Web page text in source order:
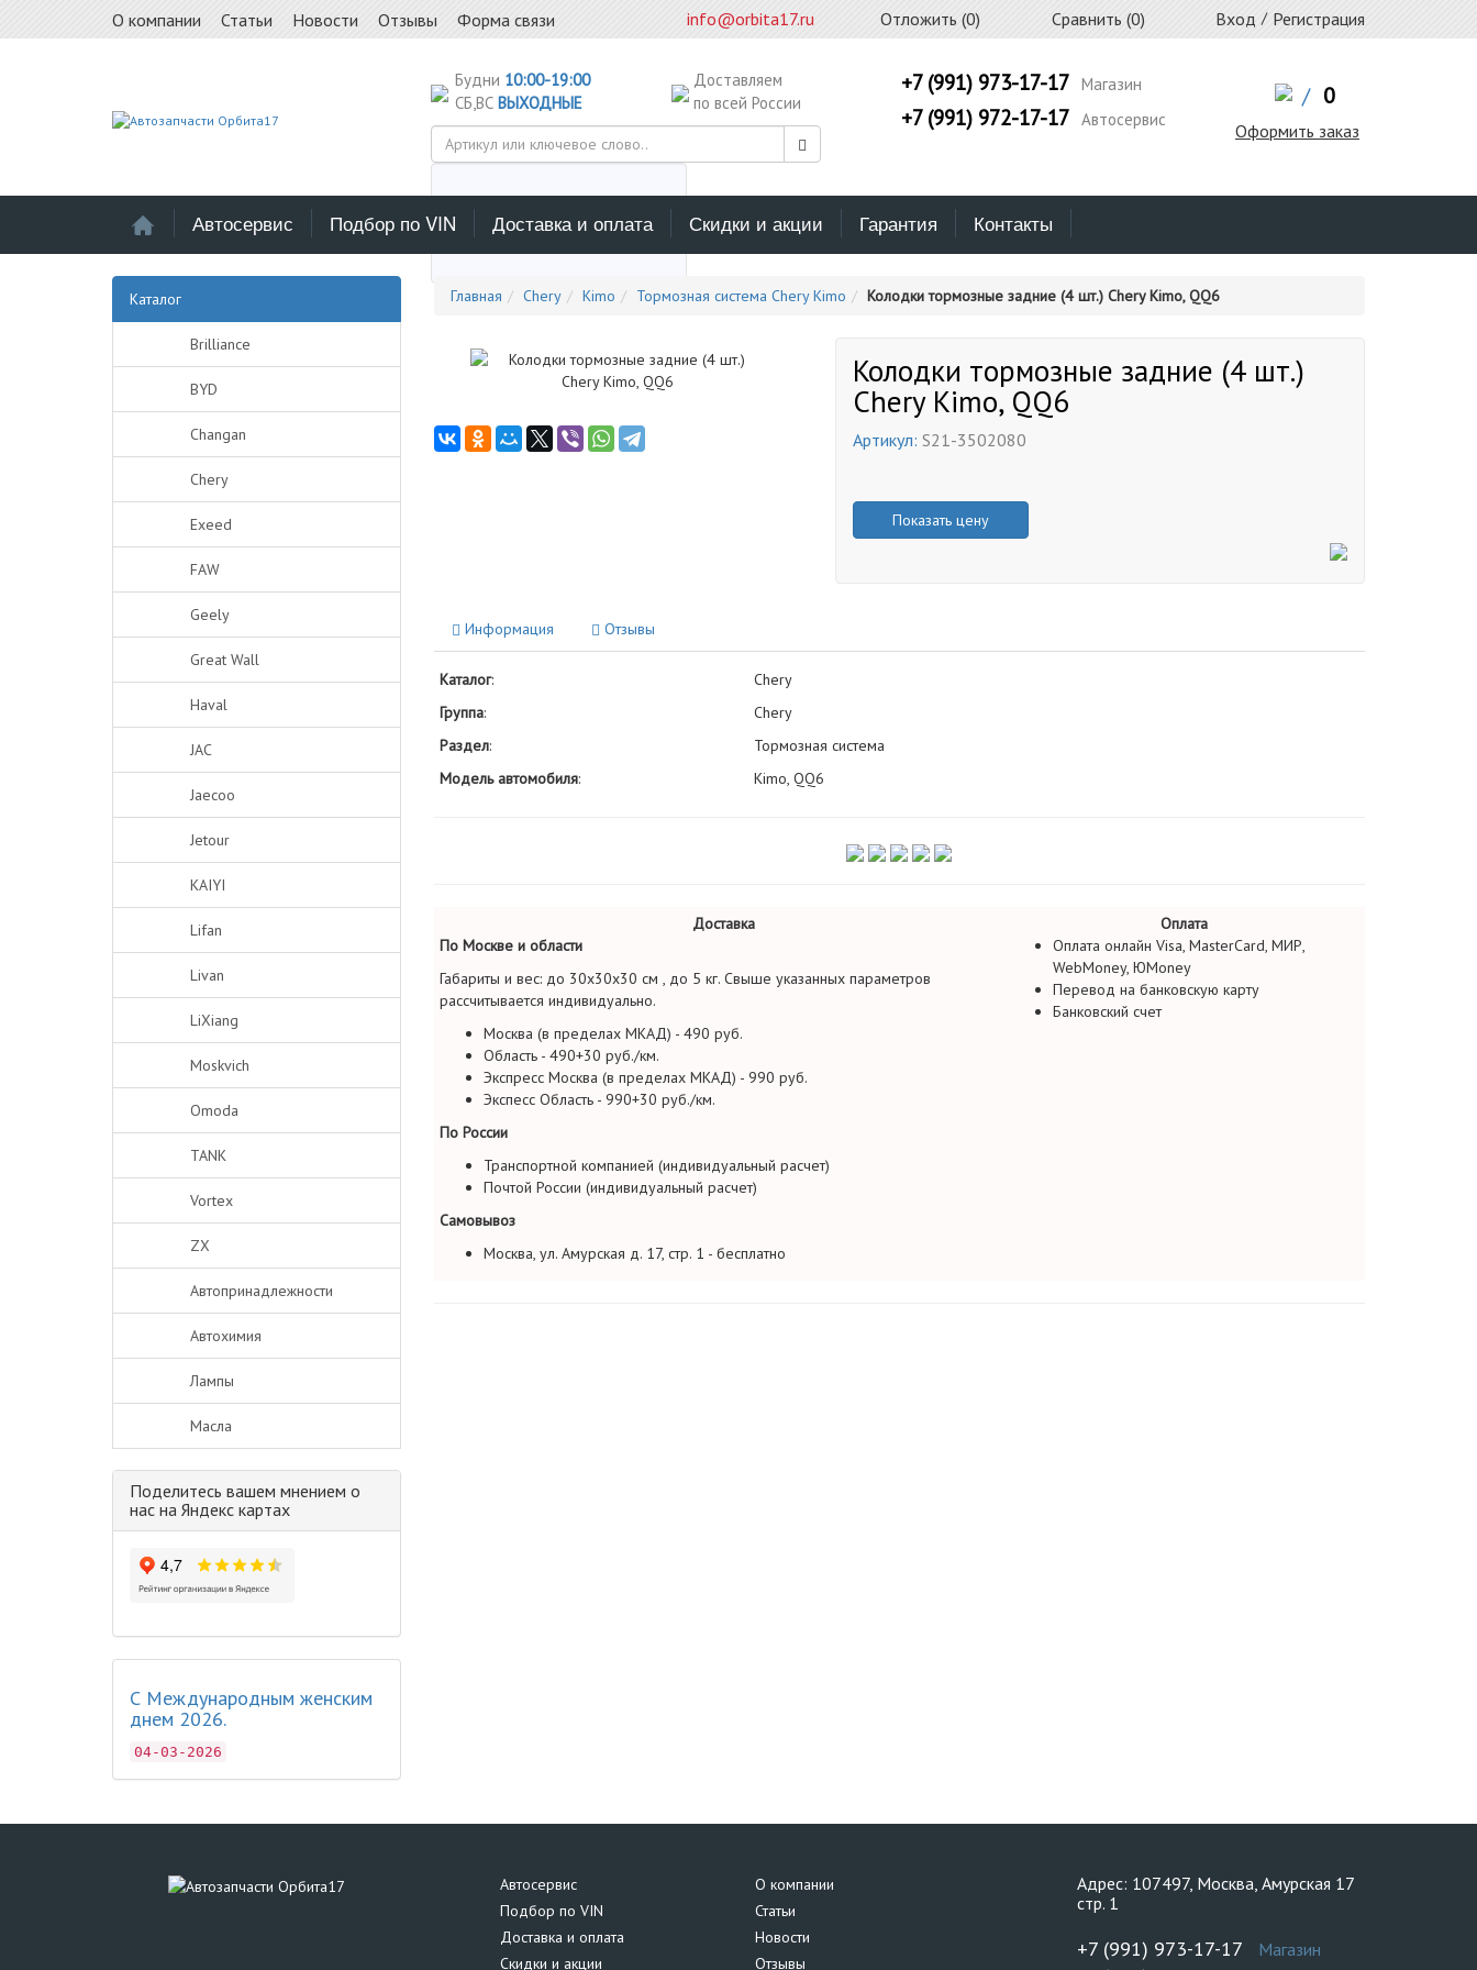
О компании Статьи Новости Отзывы Форма связи info@orbita17.ru Отложить (0) Сравнить (0) Вход / Регистрация
Будни 10:00-19:00
СБ,ВС ВЫХОДНЫЕ
Доставляем
по всей России
Выберите каталог поиска
+7 (991) 973-17-17 Магазин
+7 (991) 972-17-17 Автосервис
/ 0
Оформить заказ
Автосервис Подбор по VIN Доставка и оплата Скидки и акции Гарантия Контакты
Каталог
Brilliance
BYD
Changan
Chery
Exeed
FAW
Geely
Great Wall
Haval
JAC
Jaecoo
Jetour
KAIYI
Lifan
Livan
LiXiang
Moskvich
Omoda
TANK
Vortex
ZX
Автопринадлежности
Автохимия
Лампы
Масла
Поделитесь вашем мнением о
нас на Яндекс картах
С Международным женским
днем 2026.
04-03-2026
Главная Chery Kimo Тормозная система Chery Kimo Колодки тормозные задние (4 шт.) Chery Kimo, QQ6
Колодки тормозные задние (4 шт.)
Chery Kimo, QQ6
Артикул: S21-3502080
Показать цену
Информация Отзывы
Каталог:
Chery
Группа:
Chery
Раздел:
Тормозная система
Модель автомобиля: Kimo, QQ6
Доставка
Оплата
По Москве и области
Габариты и вес: до 30х30х30 см , до 5 кг. Свыше указанных параметров
рассчитывается индивидуально.
Москва (в пределах МКАД) - 490 руб.
Область - 490+30 руб./км.
Экспресс Москва (в пределах МКАД) - 990 руб.
Экспесс Область - 990+30 руб./км.
По России
Транспортной компанией (индивидуальный расчет)
Почтой России (индивидуальный расчет)
Самовывоз
Москва, ул. Амурская д. 17, стр. 1 - бесплатно
Оплата онлайн Visa, MasterCard, МИР,
WebMoney, ЮMoney
Перевод на банковскую карту
Банковский счет
Автосервис
Подбор по VIN
Доставка и оплата
Скидки и акции
О компании
Статьи
Новости
Отзывы
Адрес: 107497, Москва, Амурская 17
стр. 1
+7 (991) 973-17-17 Магазин